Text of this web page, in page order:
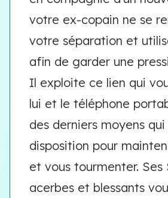
votre ex-copain ne se
votre séparation et
afin de garder une
Il exploite ce lien qui
lui et le téléphone
des derniers moyens
disposition pour
et vous tourmenter. Ses
acerbes et blessants